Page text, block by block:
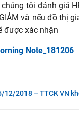
tôi đánh giá
và nếu đồ thị
được xác nhận
Note_181206